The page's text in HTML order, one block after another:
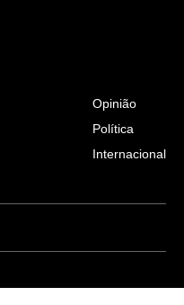
Opinião
Política
Internacional